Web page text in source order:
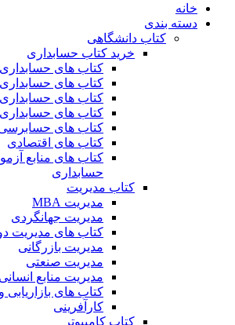
خانه
دسته بندی
کتاب دانشگاهی
خرید کتاب حسابداری
کتاب های
کتاب های
کتاب های
کتاب های
کتاب های
کتاب های اقتصادی
کتاب های منابع
حسابداری
کتاب مدیریت
مدیریت MBA
مدیریت جهانگردی
کتاب های مدیریت
مدیریت بازرگانی
مدیریت صنعتی
مدیریت منابع انسانی
کتاب های
کارآفرینی
کتاب کامپیوتر